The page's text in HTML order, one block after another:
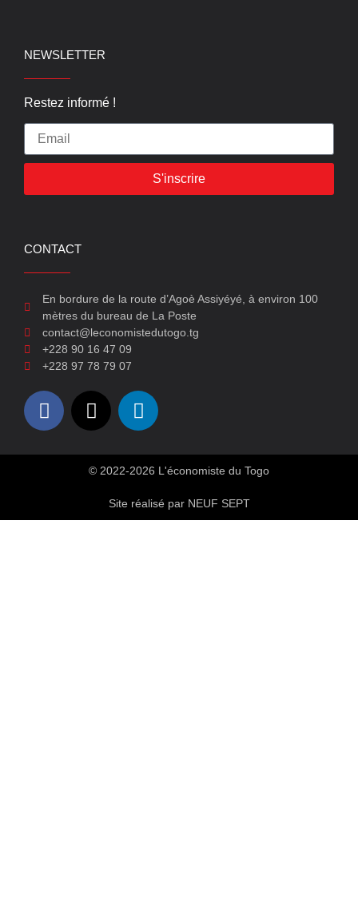
NEWSLETTER
Restez informé !
S'inscrire
CONTACT
En bordure de la route d’Agoè Assiyéyé, à environ 100
mètres du bureau de La Poste
contact@leconomistedutogo.tg
+228 90 16 47 09
+228 97 78 79 07
© 2022-2026 L'économiste du Togo
Site réalisé par NEUF SEPT